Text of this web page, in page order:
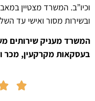
וכיו”ב. המשרד מצטיין
ובשירות מסור ואישי עד
המשרד מעניק שירותים
בעסקאות מקרקעין, מכר
